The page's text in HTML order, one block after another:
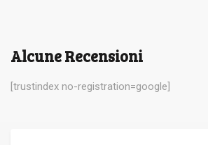
Alcune Recensioni
[trustindex no-registration=google]